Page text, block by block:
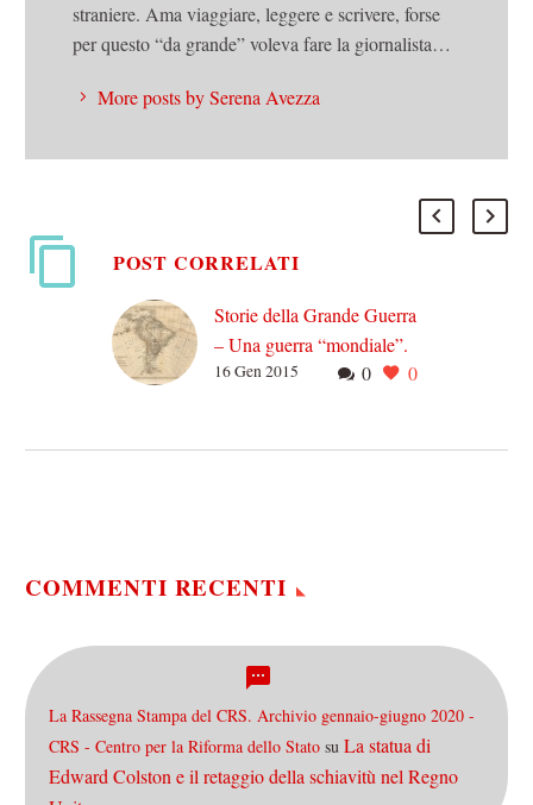
straniere. Ama viaggiare, leggere e scrivere, forse
per questo “da grande” voleva fare la giornalista…
More posts by Serena Avezza
POST CORRELATI
Storie della Grande Guerra
– Una guerra “mondiale”.
L’America Latina
0 0
16 Gen 2015
COMMENTI RECENTI
La Rassegna Stampa del CRS. Archivio gennaio-giugno 2020 -
CRS - Centro per la Riforma dello Stato su La statua di
Edward Colston e il retaggio della schiavitù nel Regno